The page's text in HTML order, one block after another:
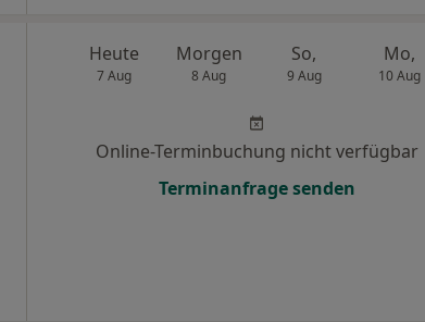
Heute
7 Aug
Morgen
8 Aug
So,
9 Aug
Mo,
10 Aug
Online-Terminbuchung nicht verfügbar
Terminanfrage senden